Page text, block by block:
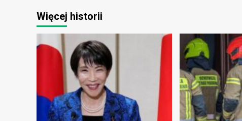
Więcej historii